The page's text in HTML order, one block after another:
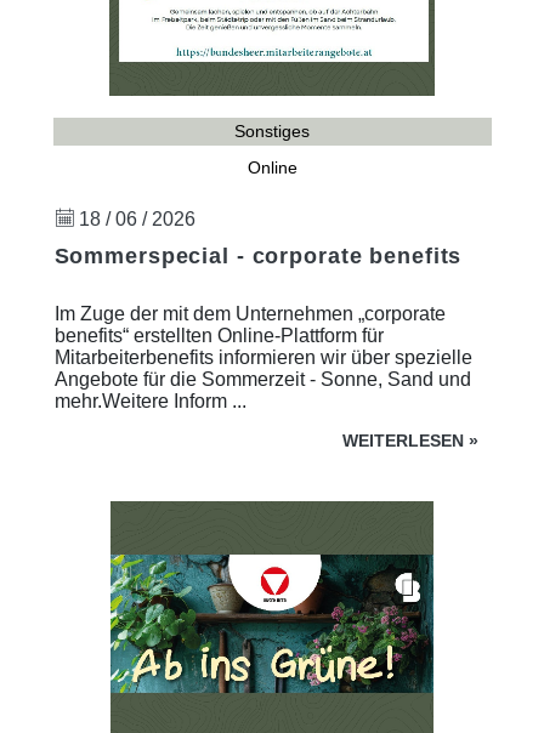
Sonstiges
Online
18 / 06 / 2026
Sommerspecial - corporate benefits
Im Zuge der mit dem Unternehmen „corporate
benefits“ erstellten Online-Plattform für
Mitarbeiterbenefits informieren wir über spezielle
Angebote für die Sommerzeit - Sonne, Sand und
mehr.Weitere Inform ...
WEITERLESEN »